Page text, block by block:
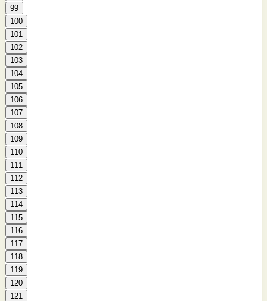
99
100
101
102
103
104
105
106
107
108
109
110
111
112
113
114
115
116
117
118
119
120
121